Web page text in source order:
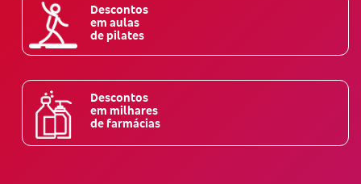
Descontos
em aulas
de pilates
Descontos
em milhares
de farmácias